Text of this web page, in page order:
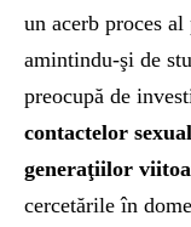
un acerb proces
amintindu-şi de
preocupă de
contactelor
generaţiilor
cercetările în